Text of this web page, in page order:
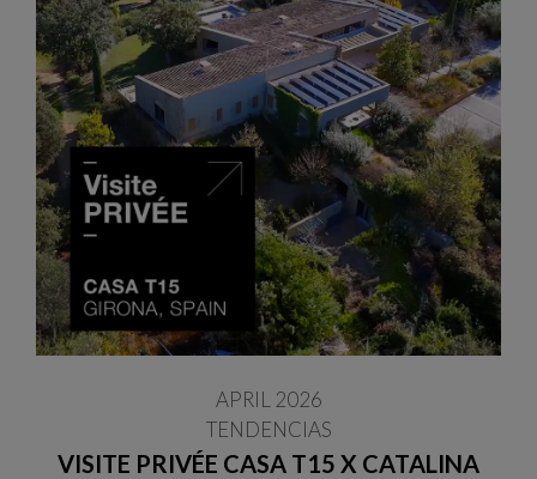
VISITE PRIVÉE CASA T15 X CATALINA
APRIL 2026
TENDENCIAS